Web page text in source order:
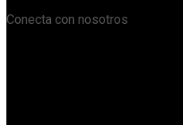
Conecta con nosotros